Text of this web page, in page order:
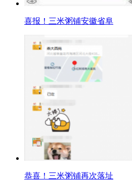
喜报！三米粥铺安徽省阜
恭喜！三米粥铺再次落址